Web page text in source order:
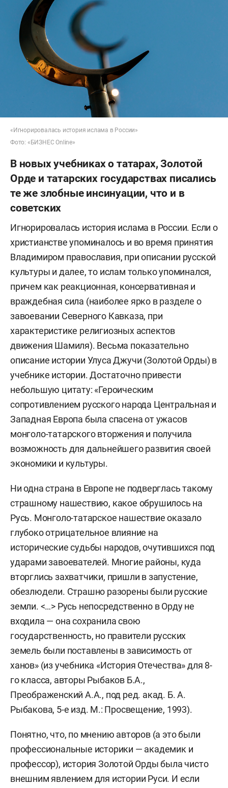
«Игнорировалась история ислама в России»
Фото: «БИЗНЕС Online»
В новых учебниках о татарах, Золотой
Орде и татарских государствах писались
те же злобные инсинуации, что и в
советских
Игнорировалась история ислама в России. Если о
христианстве упоминалось и во время принятия
Владимиром православия, при описании русской
культуры и далее, то ислам только упоминался,
причем как реакционная, консервативная и
враждебная сила (наиболее ярко в разделе о
завоевании Северного Кавказа, при
характеристике религиозных аспектов
движения Шамиля). Весьма показательно
описание истории Улуса Джучи (Золотой Орды) в
учебнике истории. Достаточно привести
небольшую цитату: «Героическим
сопротивлением русского народа Центральная и
Западная Европа была спасена от ужасов
монголо-татарского вторжения и получила
возможность для дальнейшего развития своей
экономики и культуры.
Ни одна страна в Европе не подверглась такому
страшному нашествию, какое обрушилось на
Русь. Монголо-татарское нашествие оказало
глубоко отрицательное влияние на
исторические судьбы народов, очутившихся под
ударами завоевателей. Многие районы, куда
вторглись захватчики, пришли в запустение,
обезлюдели. Страшно разорены были русские
земли. <…> Русь непосредственно в Орду не
входила — она сохранила свою
государственность, но правители русских
земель были поставлены в зависимость от
ханов» (из учебника «История Отечества» для 8-
го класса, авторы Рыбаков Б.А.,
Преображенский А.А., под ред. акад. Б. А.
Рыбакова, 5-е изд. М.: Просвещение, 1993).
Понятно, что, по мнению авторов (а это были
профессиональные историки — академик и
профессор), история Золотой Орды была чисто
внешним явлением для истории Руси. И если